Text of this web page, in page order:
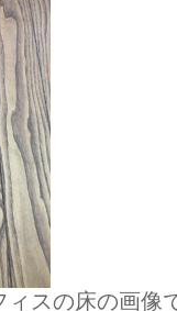
ィスの床の画像